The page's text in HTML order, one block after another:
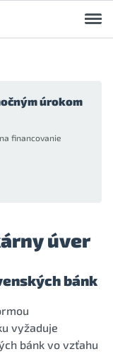
úrokom
financovanie
úver
bánk
vyžaduje
bánk vo vzťahu